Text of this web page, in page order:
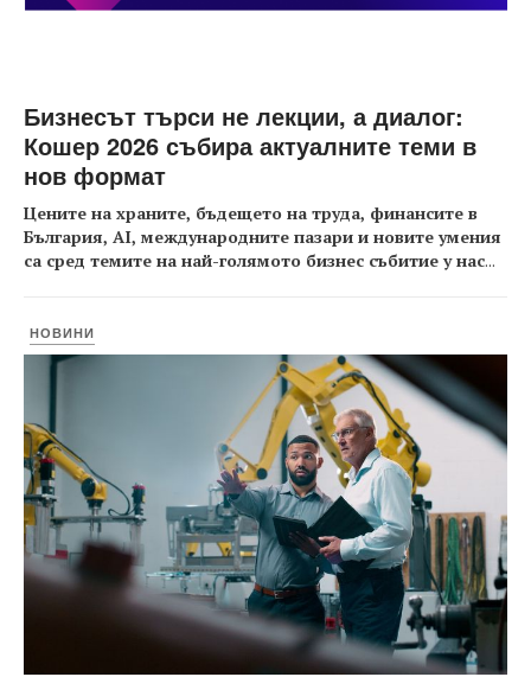
Бизнесът търси не лекции, а диалог:
Кошер 2026 събира актуалните теми в
нов формат
Цените на храните, бъдещето на труда, финансите в
България, AI, международните пазари и новите умения
са сред темите на най-голямото бизнес събитие у нас...
НОВИНИ